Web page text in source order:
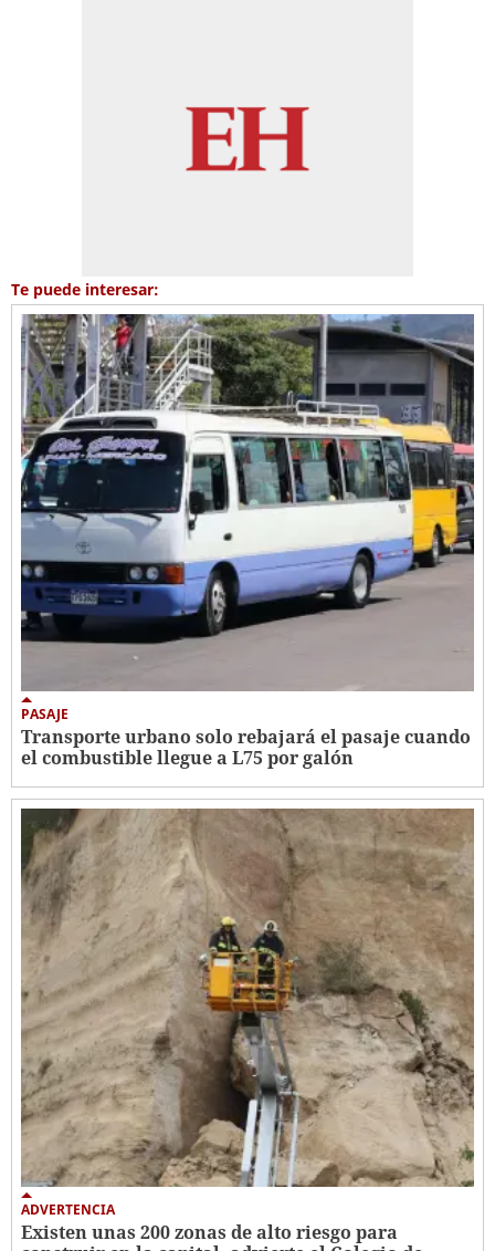
Te puede interesar:
PASAJE
Transporte urbano solo rebajará el pasaje cuando
el combustible llegue a L75 por galón
ADVERTENCIA
Existen unas 200 zonas de alto riesgo para